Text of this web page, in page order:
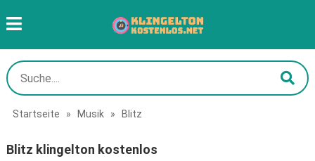
Startseite » Musik » Blitz
Blitz klingelton kostenlos